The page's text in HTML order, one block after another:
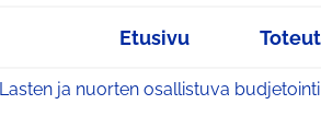
Etusivu
Lasten ja nuorten osallistuva